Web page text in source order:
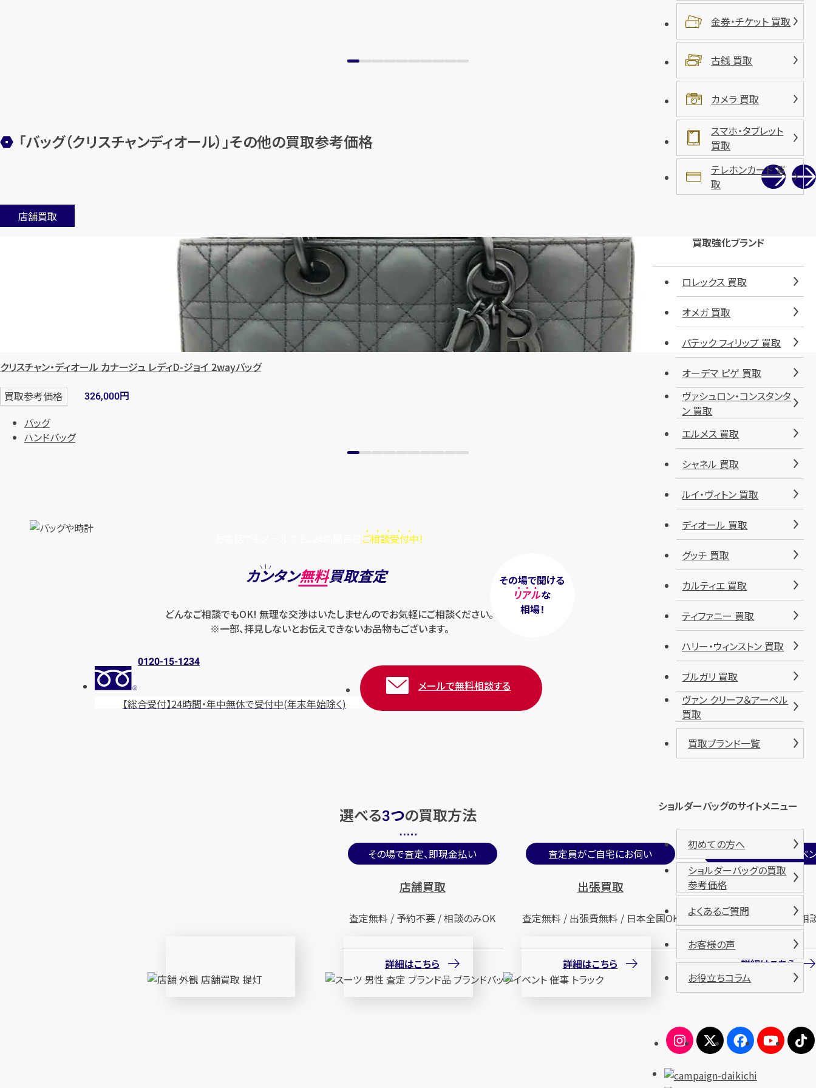
「バッグ（クリスチャンディオール）」その他の買取参考価格
店舗買取
クリスチャン・ディオール カナージュ レディD-ジョイ 2wayバッグ
買取参考価格 326,000円
バッグ
ハンドバッグ
ご相談受付中！
その場で聞ける
リアルな
相場！
カンタン無料買取査定
どんなご相談でもOK! 無理な交渉はいたしませんのでお気軽にご相談ください。
※一部、拝見しないとお伝えできないお品物もございます。
0120-15-1234
【総合受付】24時間・年中無休で受付中(年末年始除く)
メールで無料相談する
選べる3つの買取方法
その場で査定、即現金払い
店舗買取
査定無料 / 予約不要 / 相談のみOK
詳細はこちら
査定員がご自宅にお伺い
出張買取
査定無料 / 出張費無料 / 日本全国OK
詳細はこちら
期間限定買取イベ
催事買取
査定無料 / 来場無料 / 相
詳細はこちら
金券・チケット 買取
古銭 買取
カメラ 買取
スマホ・タブレット
買取
テレホンカード 買
取
買取強化ブランド
ロレックス 買取
オメガ 買取
パテック フィリップ 買取
オーデマ ピゲ 買取
ヴァシュロン・コンスタンタ
ン 買取
エルメス 買取
シャネル 買取
ルイ・ヴィトン 買取
ディオール 買取
グッチ 買取
カルティエ 買取
ティファニー 買取
ハリー・ウィンストン 買取
ブルガリ 買取
ヴァン クリーフ＆アーペル
買取
買取ブランド一覧
ショルダーバッグのサイトメニュー
初めての方へ
ショルダーバッグの買取
参考価格
よくあるご質問
お客様の声
お役立ちコラム